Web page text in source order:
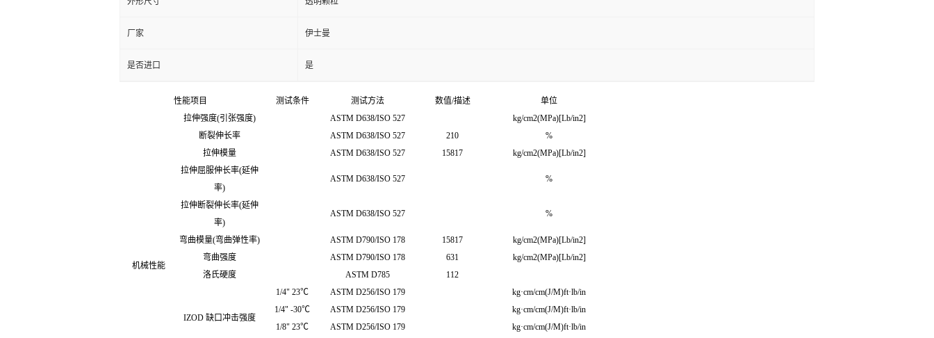
厂家 伊士曼
是否进口 是
性能项目 测试条件 测试方法 数值/描述 单位
机械性能
拉伸强度(引张强度) ASTM D638/ISO 527
kg/cm2(MPa)[Lb/in2]
断裂伸长率
ASTM D638/ISO 527 210
%
拉伸模量
ASTM D638/ISO 527 15817
kg/cm2(MPa)[Lb/in2]
拉伸屈服伸长率(延伸
率)
ASTM D638/ISO 527 %
拉伸断裂伸长率(延伸
率)
ASTM D638/ISO 527 %
弯曲模量(弯曲弹性率) ASTM D790/ISO 178 15817
kg/cm2(MPa)[Lb/in2]
弯曲强度
ASTM D790/ISO 178 631
kg/cm2(MPa)[Lb/in2]
洛氏硬度
ASTM D785 112
IZOD 缺口冲击强度
1/4" 23℃ ASTM D256/ISO 179
kg·cm/cm(J/M)ft·lb/in
1/4" -30℃
ASTM D256/ISO 179
kg·cm/cm(J/M)ft·lb/in
1/8" 23℃
ASTM D256/ISO 179
kg·cm/cm(J/M)ft·lb/in